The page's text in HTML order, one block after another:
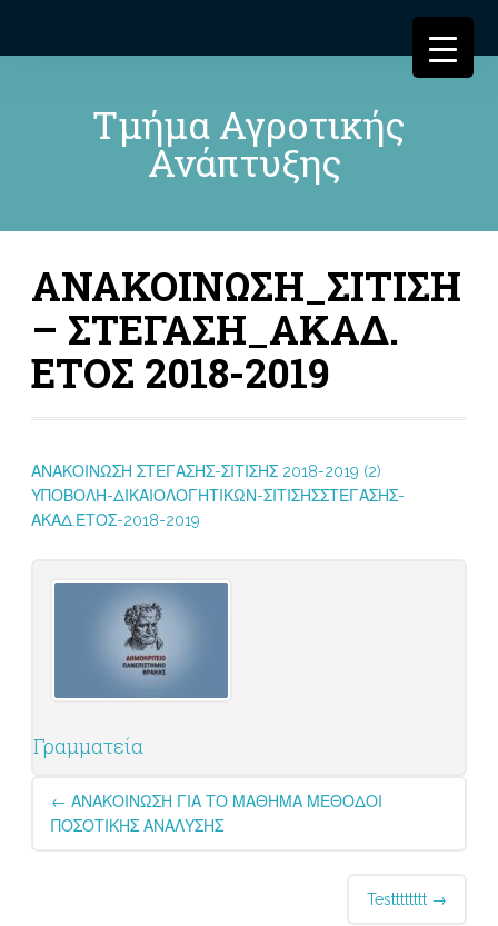
Τμήμα Αγροτικής
Ανάπτυξης
ΑΝΑΚΟΙΝΩΣΗ_ΣΙΤΙΣΗ
– ΣΤΕΓΑΣΗ_ΑΚΑΔ.
ΕΤΟΣ 2018-2019
ΑΝΑΚΟΙΝΩΣΗ ΣΤΕΓΑΣΗΣ-ΣΙΤΙΣΗΣ 2018-2019 (2)
ΥΠΟΒΟΛΗ-ΔΙΚΑΙΟΛΟΓΗΤΙΚΩΝ-ΣΙΤΙΣΗΣΣΤΕΓΑΣΗΣ-
ΑΚΑΔ.ΈΤΟΣ-2018-2019
Γραμματεία
Post
navigation
← ΑΝΑΚΟΙΝΩΣΗ ΓΙΑ ΤΟ ΜΑΘΗΜΑ ΜΕΘΟΔΟΙ
ΠΟΣΟΤΙΚΗΣ ΑΝΑΛΥΣΗΣ
Testttttttt →